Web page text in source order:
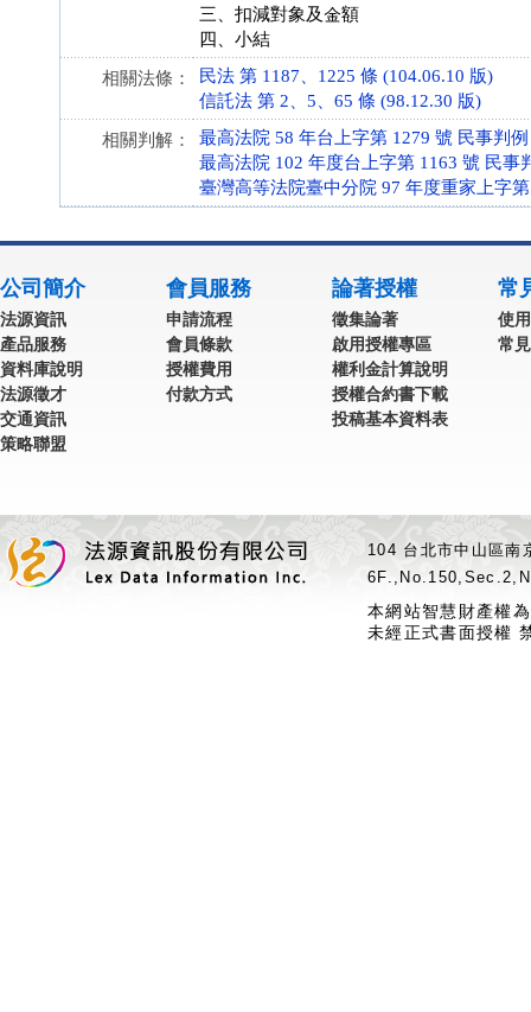
三、扣減對象及金額
四、小結
相關法條：
民法 第 1187、1225 條 (104.06.10 版)
信託法 第 2、5、65 條 (98.12.30 版)
相關判解：
最高法院 58 年台上字第 1279 號 民事判例
最高法院 102 年度台上字第 1163 號 民事
臺灣高等法院臺中分院 97 年度重家上字
公司簡介
法源資訊
產品服務
資料庫說明
法源徵才
交通資訊
策略聯盟
會員服務
申請流程
會員條款
授權費用
付款方式
論著授權
徵集論著
啟用授權專區
權利金計算說明
授權合約書下載
投稿基本資料表
常
使
常
104 台北市中山區
本網站智慧財產權
未經正式書面授權